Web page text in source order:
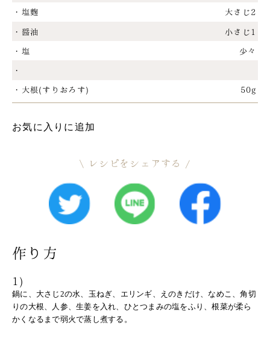
・塩麴 大さじ2
・醤油 小さじ1
・塩 少々
・
・大根(すりおろす) 50g
お気に入りに追加
レシピをシェアする
作り方
1)
鍋に、大さじ2の水、玉ねぎ、エリンギ、えのきだけ、なめこ、角切
りの大根、人参、生姜を入れ、ひとつまみの塩をふり、根菜が柔ら
かくなるまで弱火で蒸し煮する。